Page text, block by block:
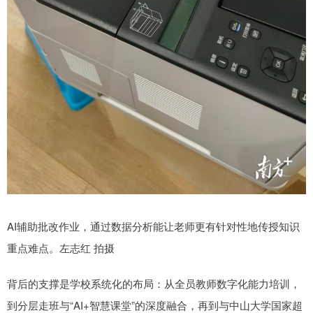
AI辅助批改作业，通过数据分析能让老师更有针对性地传授知识
重点难点。左志红 拍摄
背后的支撑是学校系统化的布局：从全员教师数字化能力培训，
到分层走班与“AI+智慧课堂”的深度融合，再到与中山大学国家超